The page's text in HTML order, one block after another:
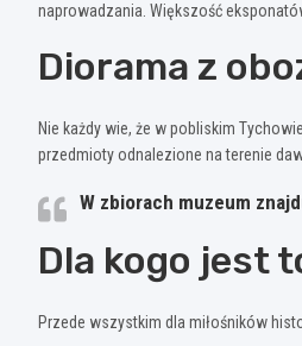
naprowadzania. Większość
Diorama z
Nie każdy wie, że w pobliskim
przedmioty odnalezione na terenie
W zbiorach muzeum
Dla kogo jest
Przede wszystkim dla miłośników